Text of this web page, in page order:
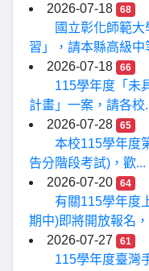
2026-07-18
68
國立彰化師範
習」，請本縣高級中
2026-07-18
66
115學年度「未
計畫」一案，請各校
2026-07-28
65
本校115學年度
告分階段考試)，歡...
2026-07-20
64
有關115學年度
期中)即將開放報名
2026-07-27
61
115學年度臺灣